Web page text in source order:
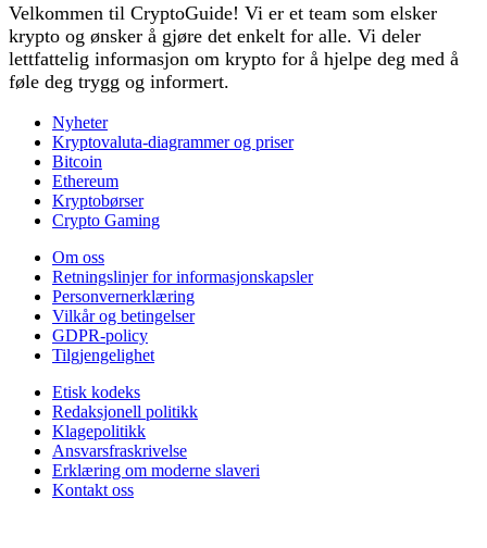
Velkommen til CryptoGuide! Vi er et team som elsker
krypto og ønsker å gjøre det enkelt for alle. Vi deler
lettfattelig informasjon om krypto for å hjelpe deg med å
føle deg trygg og informert.
Nyheter
Kryptovaluta-diagrammer og priser
Bitcoin
Ethereum
Kryptobørser
Crypto Gaming
Om oss
Retningslinjer for informasjonskapsler
Personvernerklæring
Vilkår og betingelser
GDPR-policy
Tilgjengelighet
Etisk kodeks
Redaksjonell politikk
Klagepolitikk
Ansvarsfraskrivelse
Erklæring om moderne slaveri
Kontakt oss